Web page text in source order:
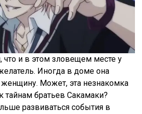
что и в этом зловещем месте у
Иногда в доме она
женщину. Может, эта незнакомка
тайнам братьев Сакамаки?
развиваться события в